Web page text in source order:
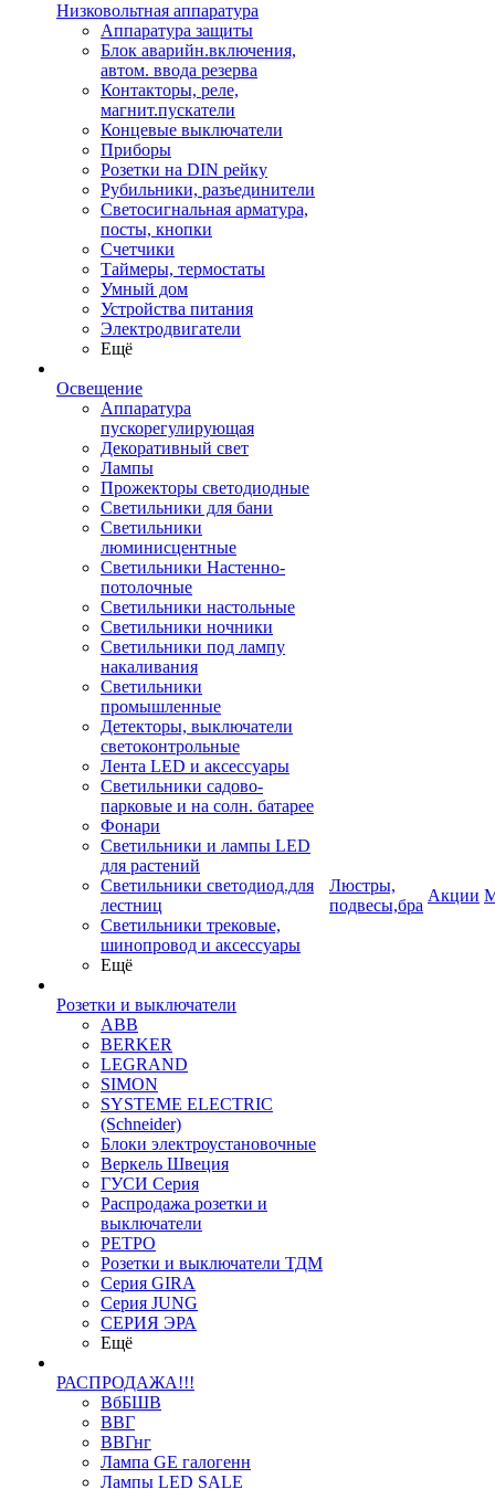
Низковольтная аппаратура
Аппаратура защиты
Блок аварийн.включения,
автом. ввода резерва
Контакторы, реле,
магнит.пускатели
Концевые выключатели
Приборы
Розетки на DIN рейку
Рубильники, разъединители
Светосигнальная арматура,
посты, кнопки
Счетчики
Таймеры, термостаты
Умный дом
Устройства питания
Электродвигатели
Ещё
Освещение
Аппаратура
пускорегулирующая
Декоративный свет
Лампы
Прожекторы светодиодные
Светильники для бани
Светильники
люминисцентные
Светильники Настенно-
потолочные
Светильники настольные
Светильники ночники
Светильники под лампу
накаливания
Светильники
промышленные
Детекторы, выключатели
светоконтрольные
Лента LED и аксессуары
Светильники садово-
парковые и на солн. батарее
Фонари
Светильники и лампы LED
для растений
Светильники светодиод.для
лестниц
Светильники трековые,
шинопровод и аксессуары
Ещё
Розетки и выключатели
ABB
BERKER
LEGRAND
SIMON
SYSTEME ELECTRIC
(Schneider)
Блоки электроустановочные
Веркель Швеция
ГУСИ Серия
Распродажа розетки и
выключатели
РЕТРО
Розетки и выключатели ТДМ
Серия GIRA
Серия JUNG
СЕРИЯ ЭРА
Ещё
РАСПРОДАЖА!!!
ВбБШВ
ВВГ
ВВГнг
Лампа GE галогенн
Лампы LED SALE
Люстры,
подвесы,бра
Акции